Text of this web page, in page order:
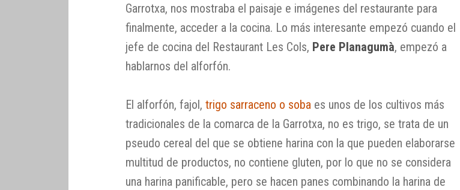
Garrotxa, nos mostraba el paisaje e imágenes del restaurante para
finalmente, acceder a la cocina. Lo más interesante empezó cuando el
jefe de cocina del Restaurant Les Cols, Pere Planagumà, empezó a
hablarnos del alforfón.
El alforfón, fajol,trigo sarraceno o soba es unos de los cultivos más
tradicionales de la comarca de la Garrotxa, no es trigo, se trata de un
pseudo cereal del que se obtiene harina con la que pueden elaborarse
multitud de productos, no contiene gluten, por lo que no se considera
una harina panificable, pero se hacen panes combinando la harina de